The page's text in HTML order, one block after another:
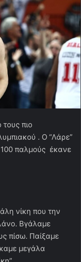
πιο
. Ο “Λάρε”
παλμούς έκανε
νίκη που την
Βγάλαμε
πίσω. Παίξαμε
μεγάλα